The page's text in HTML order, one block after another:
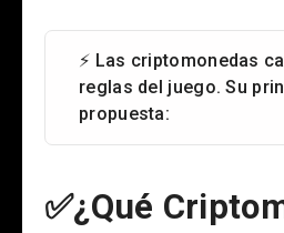
⚡ Las criptomonedas
reglas del juego. Su
propuesta:
✅¿Qué